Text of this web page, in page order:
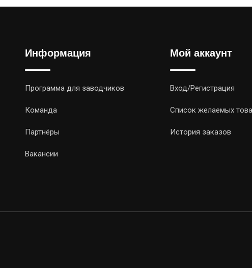
Информация
Программа для заводчиков
Команда
Партнёры
Вакансии
Мой аккаунт
Вход/Регистрация
Список желаемых
История заказов